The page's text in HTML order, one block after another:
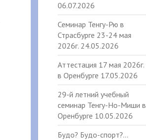
06.07.2026
Семинар Тенгу-Рю в
Страсбурге 23-24 мая
2026г. 24.05.2026
Аттестация 17 мая 2026г.
в Оренбурге 17.05.2026
29-й летний учебный
семинар Тенгу-Но-Миши в
Оренбурге 10.05.2026
Будо? Будо-спорт?…